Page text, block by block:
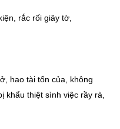
rắc rối giây tờ,
hao tài tốn của, không
khẩu thiệt sình việc rầy rà,